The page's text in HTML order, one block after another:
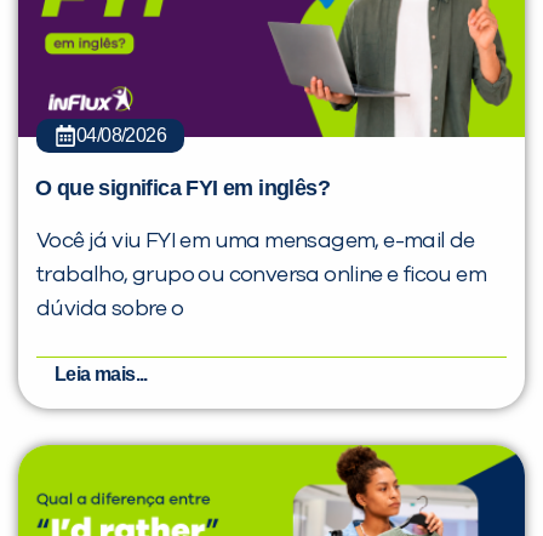
04/08/2026
O que significa FYI em inglês?
Você já viu FYI em uma mensagem, e-mail de
trabalho, grupo ou conversa online e ficou em
dúvida sobre o
Leia mais...